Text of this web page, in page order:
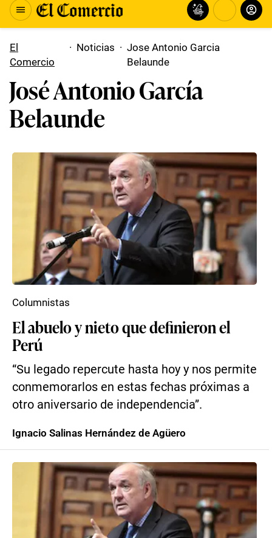
El
Comercio
· Noticias · Jose Antonio Garcia
Belaunde
José Antonio García
Belaunde
El abuelo y nieto que definieron el
Perú
“Su legado repercute hasta hoy y nos permite
conmemorarlos en estas fechas próximas a
otro aniversario de independencia”.
Columnistas
Ignacio Salinas Hernández de Agüero